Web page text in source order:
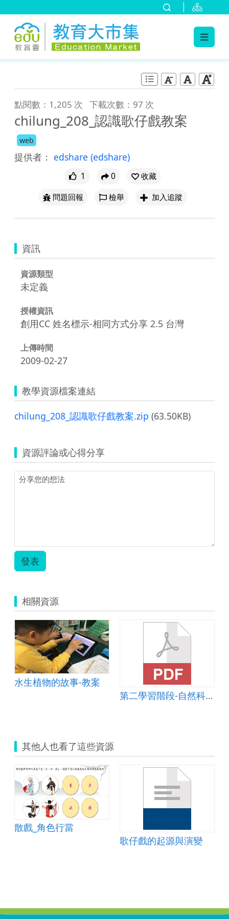
點閱數：1,205 次 下載次數：97 次
chilung_208_認識歌仔戲教案
web
提供者： edshare (edshare)
1 0
收藏
問題回報
檢舉 加入追蹤
資訊
資源類型
未定義
授權資訊
創用CC 姓名標示-相同方式分享 2.5 台灣
上傳時間
2009-02-27
教學資源檔案連結
chilung_208_認識歌仔戲教案.zip (63.50KB)
資源評論或心得分享
發表
相關資源
水生植物的故事-教案
第二學習階段-自然科學領域-「集」流fun「水」
其他人也看了這些資源
散戲_角色行當
歌仔戲的起源與演變